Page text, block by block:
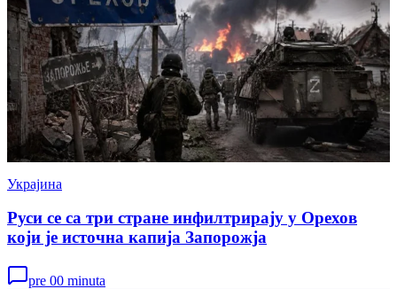
Украјина
Руси се са три стране инфилтрирају у Орехов
који је источна капија Запорожја
pre 00 minuta